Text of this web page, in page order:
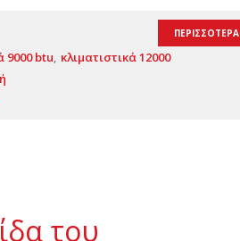
ΠΕΡΙΣΣΟΤΕΡΑ
9000 btu κλιματιστικά 12000
του